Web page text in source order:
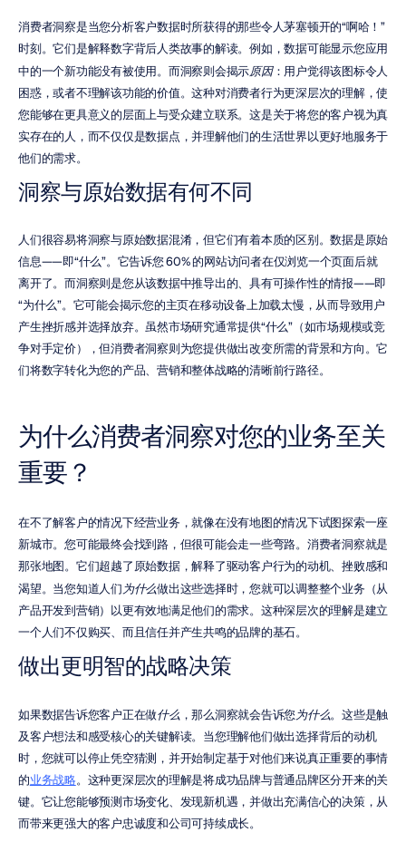
消费者洞察是当您分析客户数据时所获得的那些令人茅塞顿开的“啊哈！”
时刻。它们是解释数字背后人类故事的解读。例如，数据可能显示您应用
中的一个新功能没有被使用。而洞察则会揭示原因：用户觉得该图标令人
困惑，或者不理解该功能的价值。这种对消费者行为更深层次的理解，使
您能够在更具意义的层面上与受众建立联系。这是关于将您的客户视为真
实存在的人，而不仅仅是数据点，并理解他们的生活世界以更好地服务于
他们的需求。
洞察与原始数据有何不同
人们很容易将洞察与原始数据混淆，但它们有着本质的区别。数据是原始
信息——即“什么”。它告诉您 60% 的网站访问者在仅浏览一个页面后就
离开了。而洞察则是您从该数据中推导出的、具有可操作性的情报——即
“为什么”。它可能会揭示您的主页在移动设备上加载太慢，从而导致用户
产生挫折感并选择放弃。虽然市场研究通常提供“什么”（如市场规模或竞
争对手定价），但消费者洞察则为您提供做出改变所需的背景和方向。它
们将数字转化为您的产品、营销和整体战略的清晰前行路径。
为什么消费者洞察对您的业务至关
重要？
在不了解客户的情况下经营业务，就像在没有地图的情况下试图探索一座
新城市。您可能最终会找到路，但很可能会走一些弯路。消费者洞察就是
那张地图。它们超越了原始数据，解释了驱动客户行为的动机、挫败感和
渴望。当您知道人们为什么做出这些选择时，您就可以调整整个业务（从
产品开发到营销）以更有效地满足他们的需求。这种深层次的理解是建立
一个人们不仅购买、而且信任并产生共鸣的品牌的基石。
做出更明智的战略决策
如果数据告诉您客户正在做什么 ，那么洞察就会告诉您为什么。这些是触
及客户想法和感受核心的关键解读。当您理解他们做出选择背后的动机
时，您就可以停止凭空猜测，并开始制定基于对他们来说真正重要的事情
的业务战略。这种更深层次的理解是将成功品牌与普通品牌区分开来的关
键。它让您能够预测市场变化、发现新机遇，并做出充满信心的决策，从
而带来更强大的客户忠诚度和公司可持续成长。